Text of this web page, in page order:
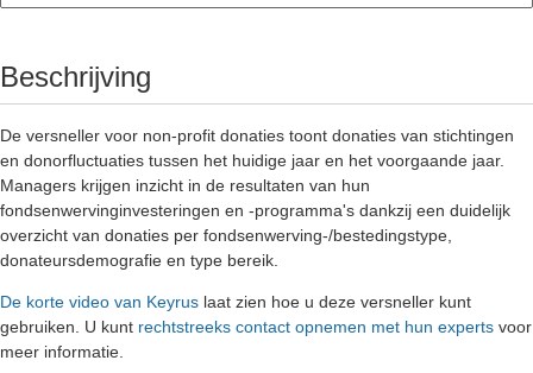
Beschrijving
De versneller voor non-profit donaties toont donaties van stichtingen
en donorfluctuaties tussen het huidige jaar en het voorgaande jaar.
Managers krijgen inzicht in de resultaten van hun
fondsenwervinginvesteringen en -programma's dankzij een duidelijk
overzicht van donaties per fondsenwerving-/bestedingstype,
donateursdemografie en type bereik.
De korte video van Keyrus laat zien hoe u deze versneller kunt
gebruiken. U kunt rechtstreeks contact opnemen met hun experts voor
meer informatie.